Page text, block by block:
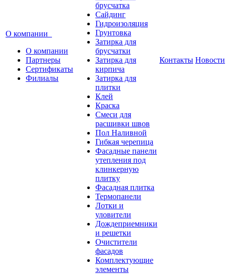
О компании
О компании
Партнеры
Сертификаты
Филиалы
брусчатка
Сайдинг
Гидроизоляция
Грунтовка
Затирка для
брусчатки
Затирка для
кирпича
Затирка для
плитки
Клей
Краска
Смеси для
расшивки швов
Пол Наливной
Гибкая черепица
Фасадные панели
утепления под
клинкерную
плитку
Фасадная плитка
Термопанели
Лотки и
уловители
Дождеприемники
и решетки
Очистители
фасадов
Комплектующие
элементы
Контакты Новости